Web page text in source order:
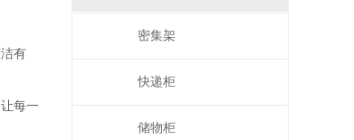
有
每一
密集架
快递柜
储物柜